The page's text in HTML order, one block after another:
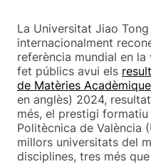
La Universitat Jiao
internacionalment
referència mundial en
fet públics avui els
de Matèries
en anglès) 2024,
més, el prestigi
Politècnica de València
millors universitats del
disciplines, tres més que